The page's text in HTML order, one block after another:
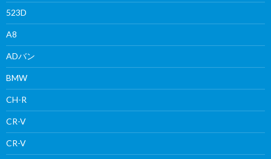
523D
A8
ADバン
BMW
CH-R
CR-V
CR-V